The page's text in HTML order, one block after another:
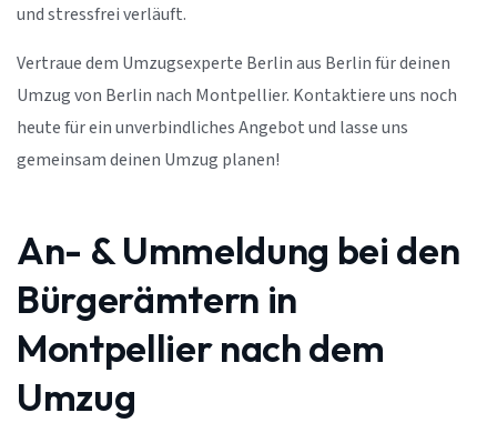
und stressfrei verläuft.
Vertraue dem Umzugsexperte Berlin aus Berlin für deinen
Umzug von Berlin nach Montpellier. Kontaktiere uns noch
heute für ein unverbindliches Angebot und lasse uns
gemeinsam deinen Umzug planen!
An- & Ummeldung bei den
Bürgerämtern in
Montpellier nach dem
Umzug